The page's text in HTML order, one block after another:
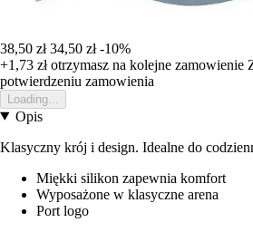
38,50 zł 34,50 zł -10%
+1,73 złotrzymasz na kolejne zamowienie
potwierdzeniu zamowienia
Loading...
Opis
Klasyczny krój i design. Idealne do
Miękki silikon zapewnia komfort
Wyposażone w klasyczne arena
Port logo